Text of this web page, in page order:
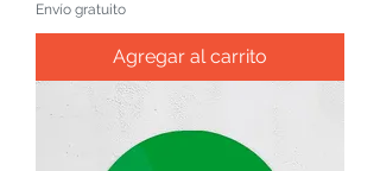
Envío gratuito
Agregar al carrito